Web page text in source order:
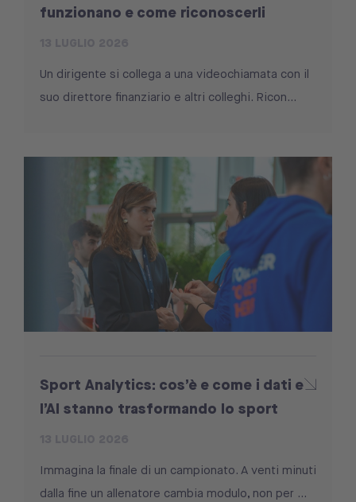
funzionano e come riconoscerli
Un dirigente si collega a una videochiamata con il
suo direttore finanziario e altri colleghi. Ricon...
Sport Analytics: cos’è e come i dati e
l’AI stanno trasformando lo sport
Immagina la finale di un campionato. A venti minuti
dalla fine un allenatore cambia modulo, non per ...